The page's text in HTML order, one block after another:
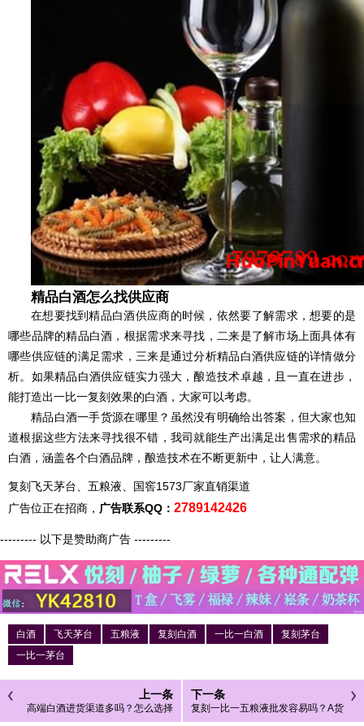
精品白酒怎么找供应商
在想要找到精品白酒供应商的时候，依然要了解需求，想要的是
哪些品牌的精品白酒，根据需求来寻找，二来是了解市场上面具体有
哪些供应链的满足需求，三来是通过分析精品白酒供应链的详情做分
析。如果精品白酒供应链实力强大，酿造技术卓越，且一直在进步，
能打造出一比一复刻效果的白酒，大家可以考虑。
精品白酒一手货源在哪里？虽然没有明确给出答案，但大家也知
道根据这些方法来寻找很不错，我司就能生产出满足出售需求的精品
白酒，涵盖各个白酒品牌，酿造技术在不断更新中，让人满意。
复刻飞天茅台、五粮液、国窖1573厂家直销渠道
广告位正在招商， 广告联系QQ： 2789142426
--------- 以下是赞助商广告 ---------
白酒 飞天茅台 五粮液 复刻白酒 一比一白酒
复刻茅台
一比一茅台
上一条
高端白酒进货渠道多吗？怎么选择
高端白酒进货渠道
下一条
复刻一比一五粮液批发容易吗？A货
五粮液生产厂家在哪里